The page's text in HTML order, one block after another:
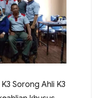
Sorong Ahli K3